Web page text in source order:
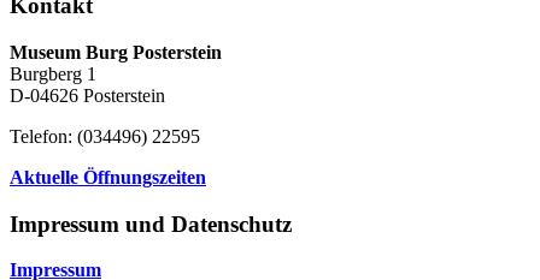
Kontakt
Museum Burg Posterstein
Burgberg 1
D-04626 Posterstein
Telefon: (034496) 22595
Aktuelle Öffnungszeiten
Impressum und Datenschutz
Impressum